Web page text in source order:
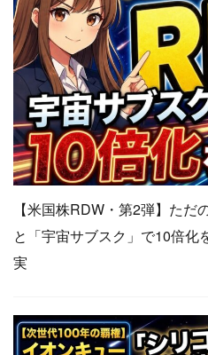
【米国株RDW・第2弾】た
と「宇宙サブスク」で10倍化
実